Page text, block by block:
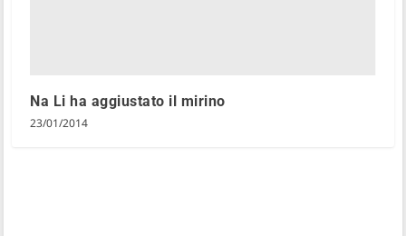
Na Li ha aggiustato il mirino
23/01/2014